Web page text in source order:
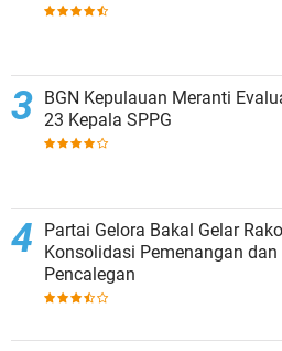
BGN Kepulauan Meranti
23 Kepala SPPG
Partai Gelora Bakal Gelar
Konsolidasi Pemenangan
Pencalegan